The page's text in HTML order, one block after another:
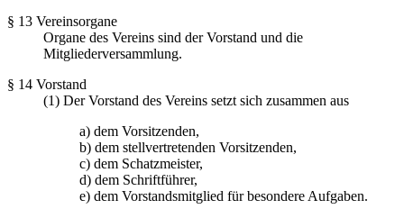
§ 13 Vereinsorgane
Organe des Vereins sind der Vorstand und die
Mitgliederversammlung.
§ 14 Vorstand
(1) Der Vorstand des Vereins setzt sich zusammen aus
a) dem Vorsitzenden,
b) dem stellvertretenden Vorsitzenden,
c) dem Schatzmeister,
d) dem Schriftführer,
e) dem Vorstandsmitglied für besondere Aufgaben.